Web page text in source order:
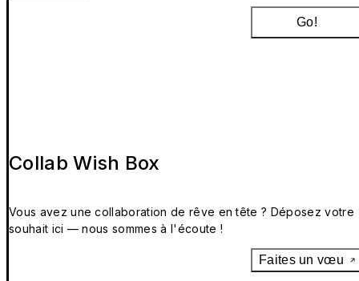
Go!
Collab Wish Box
Vous avez une collaboration de rêve en tête ? Déposez votre
souhait ici — nous sommes à l'écoute !
Faites un vœu